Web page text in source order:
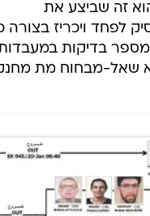
זה שביצע את
לפחד ויכריז בצורה
בדיקות במעבדות
שאל-מבחוח מת